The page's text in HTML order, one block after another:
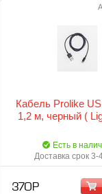
Кабель Prolike
1,2 м, черный (
Есть в
Доставка срок 3-
370 Р